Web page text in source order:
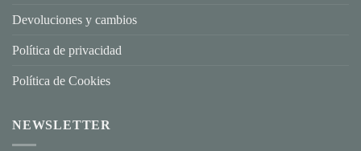
Devoluciones y cambios
Política de privacidad
Política de Cookies
NEWSLETTER